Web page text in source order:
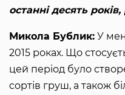
останні десять
Микола Бублик: У
2015 роках. Що
цей період було
сортів груш, а також